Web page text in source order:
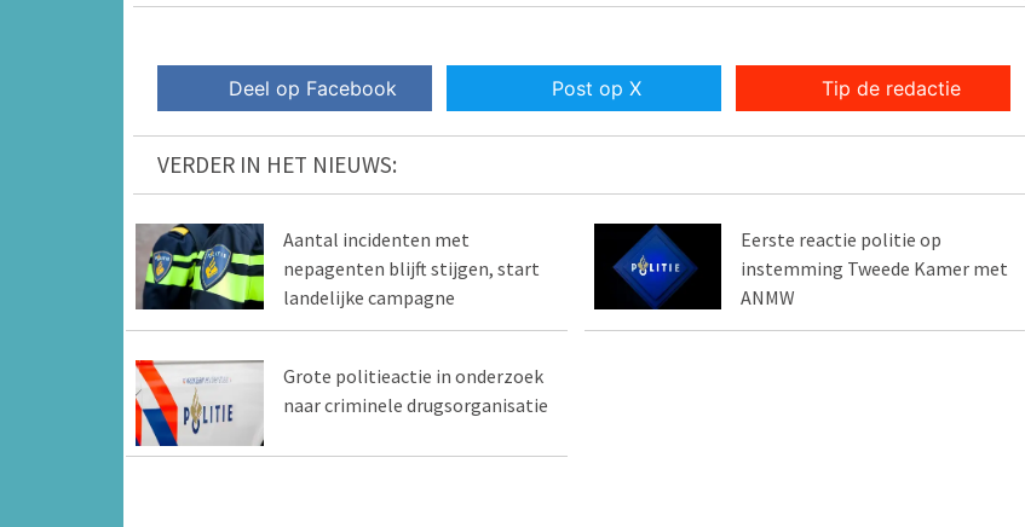
Deel op Facebook Post op X Tip de redactie
VERDER IN HET NIEUWS:
Aantal incidenten met
nepagenten blijft stijgen, start
landelijke campagne
Eerste reactie politie op
instemming Tweede Kamer met
ANMW
Grote politieactie in onderzoek
naar criminele drugsorganisatie